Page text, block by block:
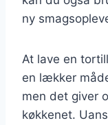
ny
At lave en
en lækker
men det giver
køkkenet.